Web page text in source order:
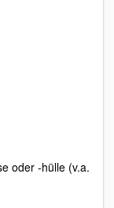
oder -hülle (v.a.